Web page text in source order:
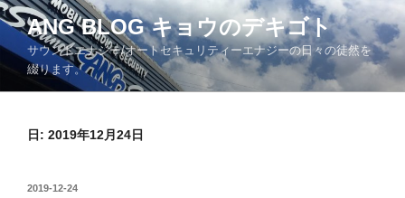
コ
ン
テ
ツ
ANG BLOG キョウのデキゴト
サウンドエナジー/オートセキュリティーエナジーの日々の徒然を
綴ります。
日: 2019年12月24日
投
2019-12-24